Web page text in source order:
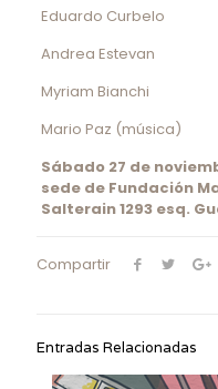
Eduardo Curbelo
Andrea Estevan
Myriam Bianchi
Mario Paz (música)
Sábado 27 de
sede de Fundación
Salterain 1293 esq.
Compartir
Entradas Relacionadas